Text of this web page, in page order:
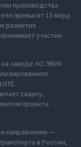
производства
превысят 13 млрд
развития
участие
на заводе АО ЭВИА
сварку,
проекта
направление —
в России,